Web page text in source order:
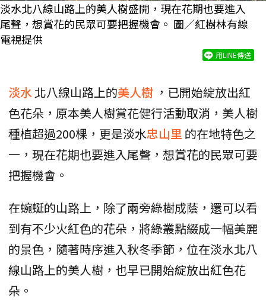
淡水北八線山路上的美人樹盛開，現在花期也要進入
尾聲，想賞花的民眾可要把握機會。 圖／紅樹林有線
電視提供
用LINE傳送
淡水北八線山路上的美人樹 ，已開始綻放出紅
色花朵，原本美人樹賞花健行活動取消，美人樹
種植超過200棵，更是淡水忠山里 的在地特色之
一，現在花期也要進入尾聲，想賞花的民眾可要
把握機會。
在蜿蜒的山路上，除了兩旁綠樹成蔭，還可以看
到有不少火紅色的花朵，將綠叢點綴成一幅美麗
的景色，隨著時序進入秋冬季節，位在淡水北八
線山路上的美人樹，也早已開始綻放出紅色花
朵。